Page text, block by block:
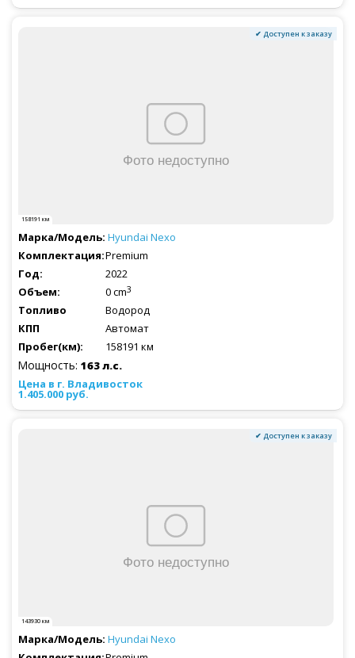
✔ Доступен к заказу
158191 км
Hyundai Nexo
Premium
2022
0 cm3
Водород
Автомат
158191 км
Мощность: 163 л.с.
1.405.000 руб.
✔ Доступен к заказу
143930 км
Hyundai Nexo